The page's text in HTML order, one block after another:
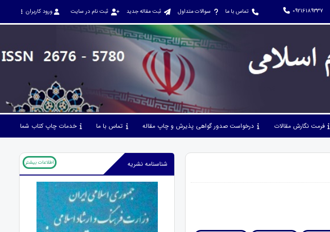
09216189337 تماس با ما سوالات متداول ثبت مقاله جدید ثبت نام در سایت ورود کاربران
فرمت نگارش مقالات درخواست صدور گواهی پذیرش و چاپ مقاله تماس با ما خدمات چاپ کتاب شما
شناسنامه نشریه اطلاعات بیشتر